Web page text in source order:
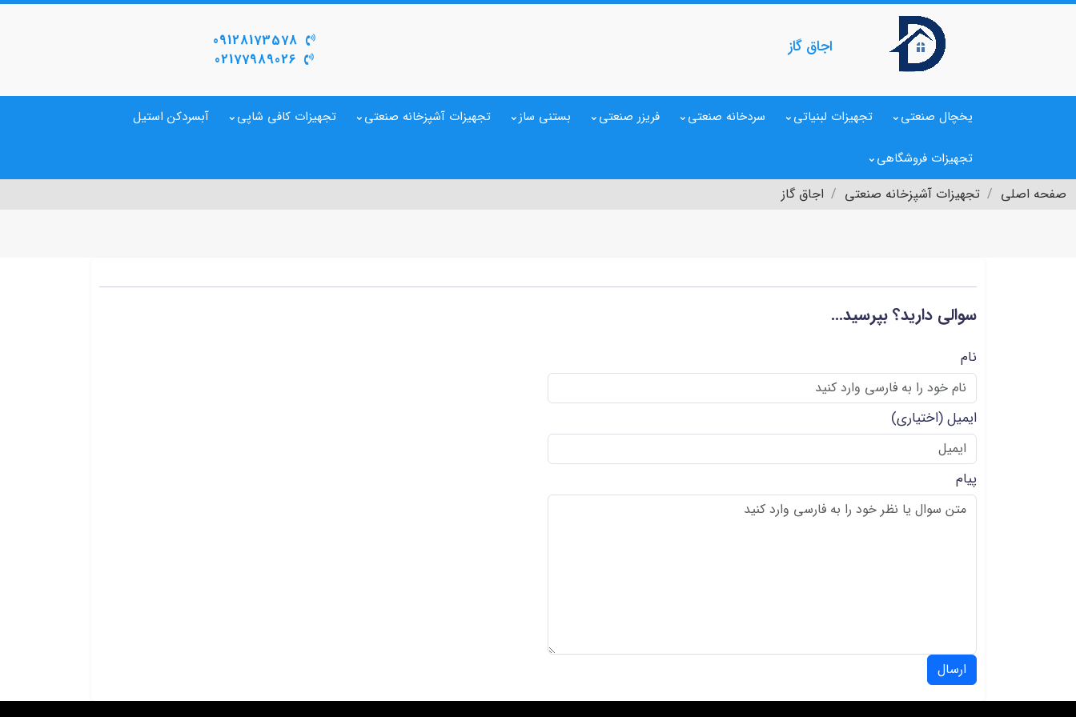
اجاق گاز
09128173578
02177989026
یخچال صنعتی تجهیزات لبنیاتی سردخانه صنعتی فریزر صنعتی بستنی ساز تجهیزات آشپزخانه صنعتی تجهیزات کافی شاپی آبسردکن استیل
تجهیزات فروشگاهی
صفحه اصلی تجهیزات آشپزخانه صنعتی اجاق گاز
سوالی دارید؟ بپرسید...
نام
ایمیل(اختیاری)
پیام
ارسال